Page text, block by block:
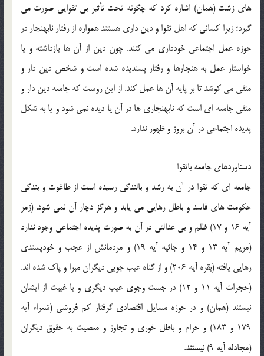
هاي زشت (همان) اشاره كرد كه چگونه تحت تأثير بي تقوايي صورت مي
گيرد؛ زيرا كساني كه اهل تقوا و دين داري هستند همواره از رفتار نابهنجار در
حوزه عمل اجتماعي خودداري مي كنند. چون دين از آن ها بازداشته و يا
خواستار عمل به هنجارها و رفتار پسنديده شده است و شخص دين دار و
متقي مي كوشد تا بر پايه آن ها عمل كند. از اين روست كه جامعه دين دار و
متقي جامعه اي است كه نابهنجاري ها در آن يا ديده نمي شود و يا به شكل
پديده اجتماعي در آن بروز و ظهور ندارد.
دستاوردهاي جامعه باتقوا
جامعه اي كه تقوا در آن به رشد و بالندگي رسيده است از طاغوت و بندگي
حكومت هاي فاسد و باطل رهايي مي يابد و هرگز دچار آن نمي شود. (زمر
آيه 16 و 17) ظلم و بي عدالتي در آن به صورت پديده اجتماعي وجود ندارد
(مريم آيه 13 و 14 و جاثيه آيه 19) و مردمانش از عجب و خودپسندي
رهايي يافته (بقره آيه 206) و از گناه عيب جويي ديگران مبرا و پاك شده اند.
(حجرات آيه 11 و 12) در جست وجوي عيب ديگري و يا غيبت از ايشان
نيستند (همان) و در حوزه مسايل اقتصادي گرفتار كم فروشي (شعراء آيه
179 و 183) و حرام و باطل خوري و تجاوز و معصيت به حقوق ديگران
(مجادله آيه 9) نيستند.